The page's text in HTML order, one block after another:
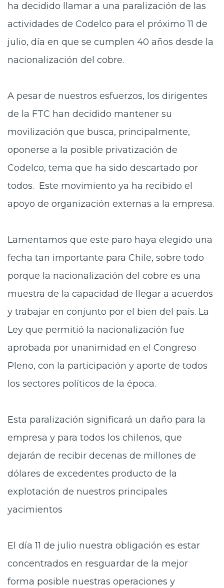
ha decidido llamar a una paralización de las
actividades de Codelco para el próximo 11 de
julio, día en que se cumplen 40 años desde la
nacionalización del cobre.
A pesar de nuestros esfuerzos, los dirigentes
de la FTC han decidido mantener su
movilización que busca, principalmente,
oponerse a la posible privatización de
Codelco, tema que ha sido descartado por
todos. Este movimiento ya ha recibido el
apoyo de organización externas a la empresa.
Lamentamos que este paro haya elegido una
fecha tan importante para Chile, sobre todo
porque la nacionalización del cobre es una
muestra de la capacidad de llegar a acuerdos
y trabajar en conjunto por el bien del país. La
Ley que permitió la nacionalización fue
aprobada por unanimidad en el Congreso
Pleno, con la participación y aporte de todos
los sectores políticos de la época.
Esta paralización significará un daño para la
empresa y para todos los chilenos, que
dejarán de recibir decenas de millones de
dólares de excedentes producto de la
explotación de nuestros principales
yacimientos
El día 11 de julio nuestra obligación es estar
concentrados en resguardar de la mejor
forma posible nuestras operaciones y